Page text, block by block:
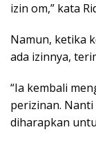
izin om,” kata
Namun, ketika
ada izinnya,
“Ia kembali
perizinan.
diharapkan